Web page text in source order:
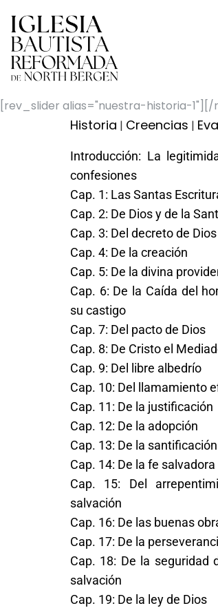
[rev_slider alias="nuestra-historia-1"][/
Historia | Creencias |
Introducción: La
confesiones
Cap. 1: Las Santas
Cap. 2: De Dios y de la
Cap. 3: Del decreto de Dios
Cap. 4: De la creación
Cap. 5: De la divina
Cap. 6: De la Caída del
su castigo
Cap. 7: Del pacto de Dios
Cap. 8: De Cristo el
Cap. 9: Del libre albedrío
Cap. 10: Del llamamiento
Cap. 11: De la justificación
Cap. 12: De la adopción
Cap. 13: De la santificación
Cap. 14: De la fe salvadora
Cap. 15: Del
salvación
Cap. 16: De las buenas
Cap. 17: De la
Cap. 18: De la seguridad
salvación
Cap. 19: De la ley de Dios